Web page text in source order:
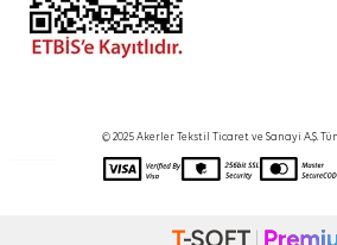
© 2025 Akerler Tekstil Ticaret ve Sanayi A.Ş.